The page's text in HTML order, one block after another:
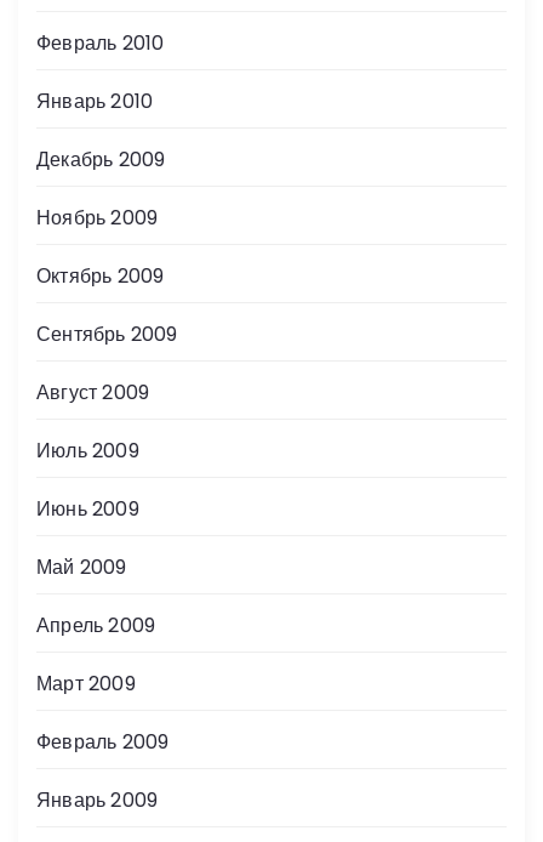
Февраль 2010
Январь 2010
Декабрь 2009
Ноябрь 2009
Октябрь 2009
Сентябрь 2009
Август 2009
Июль 2009
Июнь 2009
Май 2009
Апрель 2009
Март 2009
Февраль 2009
Январь 2009